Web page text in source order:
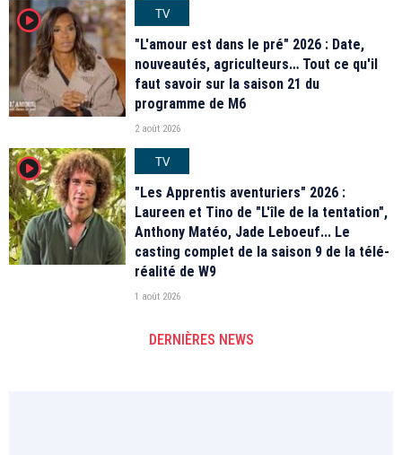
player2
TV
"L'amour est dans le pré" 2026 : Date,
nouveautés, agriculteurs… Tout ce qu'il
faut savoir sur la saison 21 du
programme de M6
2 août 2026
player2
TV
"Les Apprentis aventuriers" 2026 :
Laureen et Tino de "L'île de la tentation",
Anthony Matéo, Jade Leboeuf... Le
casting complet de la saison 9 de la télé-
réalité de W9
1 août 2026
DERNIÈRES NEWS